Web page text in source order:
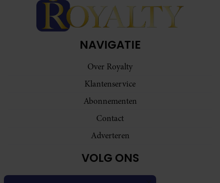
NAVIGATIE
Over Royalty
Klantenservice
Abonnementen
Contact
Adverteren
VOLG ONS